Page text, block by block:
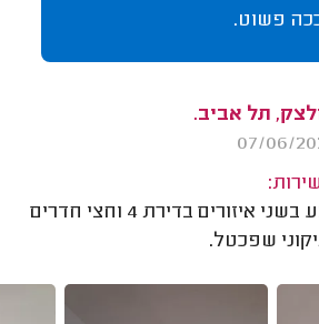
פשוט.
תל אביב.
תיקון צבע בשני איזורים בדירת 4 וחצי חדרים
שפכטל.